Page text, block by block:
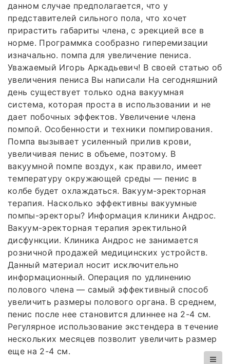
данном случае предполагается, что у
представителей сильного пола, что хочет
прирастить габариты члена, с эрекцией все в
норме. Программка сообразно гиперемизации
изначально. помпа для увеличение пениса.
Уважаемый Игорь Аркадьевич! В своей статью об
увеличения пениса Вы написали На сегодняшний
день существует только одна вакуумная
система, которая проста в использовании и не
дает побочных эффектов. Увеличение члена
помпой. Особенности и техники помпирования.
Помпа вызывает усиленный прилив крови,
увеличивая пенис в объеме, поэтому. В
вакуумной помпе воздух, как правило, имеет
температуру окружающей среды — пенис в
колбе будет охлаждаться. Вакуум-эректорная
терапия. Насколько эффективны вакуумные
помпы-эректоры? Информация клиники Андрос.
Вакуум-эректорная терапия эректильной
дисфункции. Клиника Андрос не занимается
розничной продажей медицинских устройств.
Данный материал носит исключительно
информационный. Операция по удлинению
полового члена — самый эффективный способ
увеличить размеры полового органа. В среднем,
пенис после нее становится длиннее на 2-4 см.
Регулярное использование экстендера в течение
нескольких месяцев позволит увеличить размер
еще на 2-4 см.